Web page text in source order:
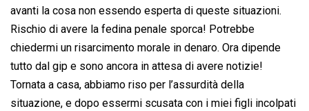
avanti la cosa non essendo esperta di queste situazioni.
Rischio di avere la fedina penale sporca! Potrebbe
chiedermi un risarcimento morale in denaro. Ora dipende
tutto dal gip e sono ancora in attesa di avere notizie!
Tornata a casa, abbiamo riso per l’assurdità della
situazione, e dopo essermi scusata con i miei figli incolpati